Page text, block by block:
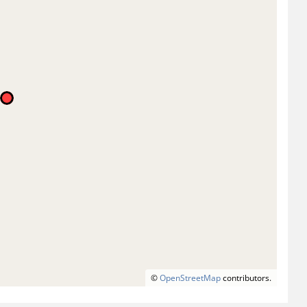
©OpenStreetMapcontributors.